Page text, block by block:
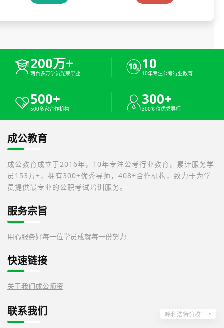
200万+
两百多万学员光荣毕业
10
10年专注公考行业教育
500+
500多家合作机构
300+
300多位优秀导师
成公教育
成公教育成立于2016年，10年专注公考行业教育，累计服务学
员153万+，拥有300+优秀导师，408+合作机构，致力于为学
员提供最专业的公职考试培训服务。
服务宗旨
用心服务好每一位学员成就每一份努力
快速链接
关于我们成公师资
联系我们 呼和浩特分校